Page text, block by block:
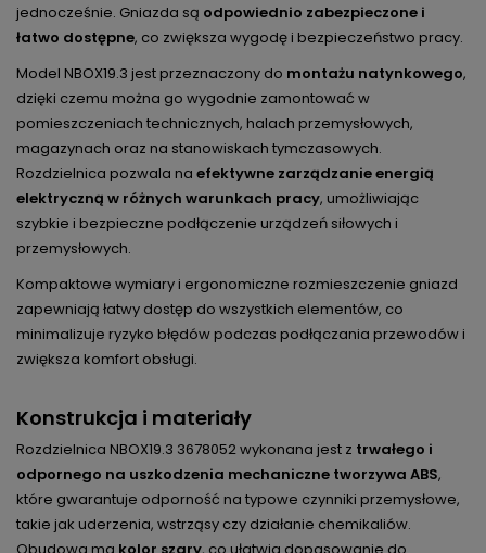
jednocześnie. Gniazda są odpowiednio zabezpieczone i
łatwo dostępne, co zwiększa wygodę i bezpieczeństwo pracy.
Model NBOX19.3 jest przeznaczony do montażu natynkowego,
dzięki czemu można go wygodnie zamontować w
pomieszczeniach technicznych, halach przemysłowych,
magazynach oraz na stanowiskach tymczasowych.
Rozdzielnica pozwala na efektywne zarządzanie energią
elektryczną w różnych warunkach pracy, umożliwiając
szybkie i bezpieczne podłączenie urządzeń siłowych i
przemysłowych.
Kompaktowe wymiary i ergonomiczne rozmieszczenie gniazd
zapewniają łatwy dostęp do wszystkich elementów, co
minimalizuje ryzyko błędów podczas podłączania przewodów i
zwiększa komfort obsługi.
Konstrukcja i materiały
Rozdzielnica NBOX19.3 3678052 wykonana jest z trwałego i
odpornego na uszkodzenia mechaniczne tworzywa ABS,
które gwarantuje odporność na typowe czynniki przemysłowe,
takie jak uderzenia, wstrząsy czy działanie chemikaliów.